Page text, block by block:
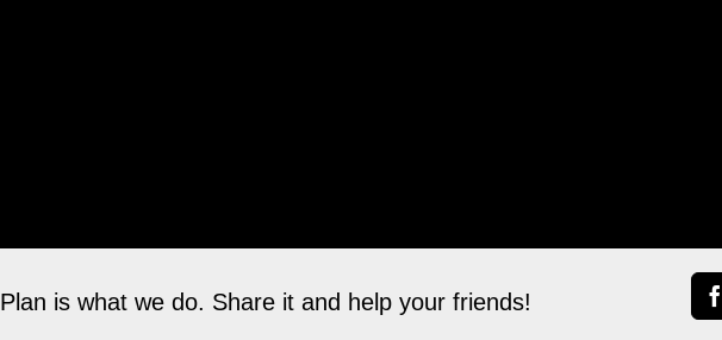
Plan is what we do. Share it and help your friends!